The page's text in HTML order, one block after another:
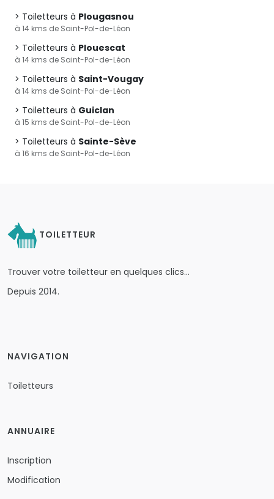
Toiletteurs à Plougasnou
à 14 kms de Saint-Pol-de-Léon
Toiletteurs à Plouescat
à 14 kms de Saint-Pol-de-Léon
Toiletteurs à Saint-Vougay
à 14 kms de Saint-Pol-de-Léon
Toiletteurs à Guiclan
à 15 kms de Saint-Pol-de-Léon
Toiletteurs à Sainte-Sève
à 16 kms de Saint-Pol-de-Léon
TOILETTEUR
Trouver votre toiletteur en quelques clics…
Depuis 2014.
NAVIGATION
Toiletteurs
ANNUAIRE
Inscription
Modification